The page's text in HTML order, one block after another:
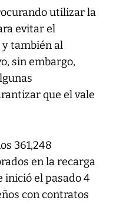
utilizar la
evitar el
también al
sin embargo,
que el vale
361,248
en la recarga
inició el pasado 4
con contratos